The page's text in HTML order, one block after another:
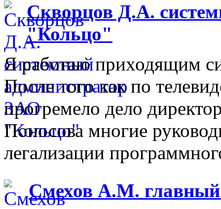
Скворцов Д.А.
"Кольцо"
Я работаю приходящим
После того как по
прогремело дело
Поносова многие
легализации
Смехов А.М.